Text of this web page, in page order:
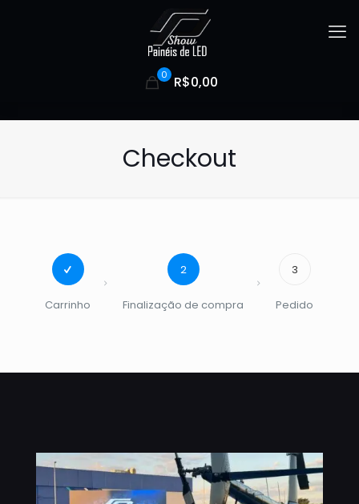
0 R$0,00
Checkout
Carrinho
2
Finalização de compra
3
Pedido